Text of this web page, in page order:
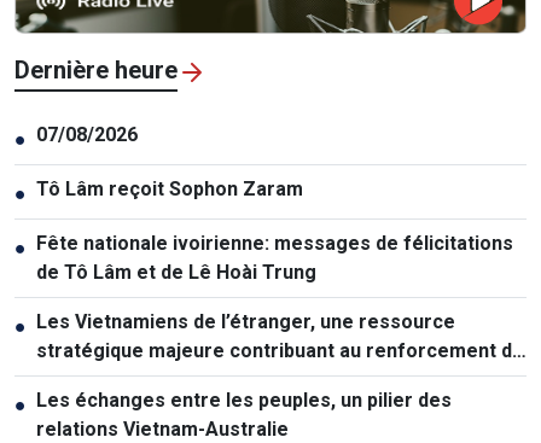
Dernière heure
● 07/08/2026
● Tô Lâm reçoit Sophon Zaram
● Fête nationale ivoirienne: messages de félicitations
de Tô Lâm et de Lê Hoài Trung
● Les Vietnamiens de l’étranger, une ressource
stratégique majeure contribuant au renforcement de
la puissance nationale
● Les échanges entre les peuples, un pilier des
relations Vietnam-Australie